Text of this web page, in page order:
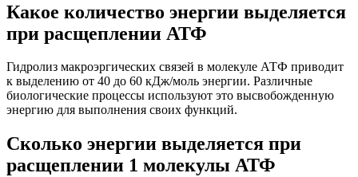
Какое количество энергии выделяется
при расщеплении АТФ
Гидролиз макроэргических связей в молекуле АТФ приводит
к выделению от 40 до 60 кДж/моль энергии. Различные
биологические процессы используют это высвобожденную
энергию для выполнения своих функций.
Сколько энергии выделяется при
расщеплении 1 молекулы АТФ